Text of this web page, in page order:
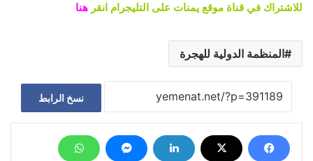
للاشتراك في قناة موقع يمنات على التليجرام انقر هنا
المنظمة الدولية للهجرة
نسخ الرابط